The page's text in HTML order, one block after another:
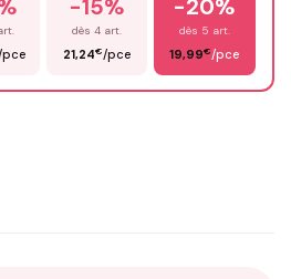
/pce
-15%
dès 4 art.
21,24€/pce
-20%
dès 5 art.
19,99€/pce